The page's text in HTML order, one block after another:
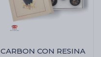
CARBON CON RESINA